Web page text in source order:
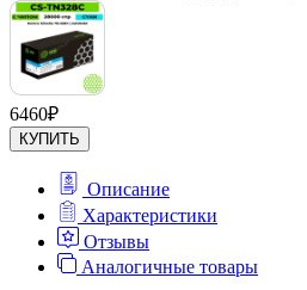
6460₽
КУПИТЬ
Описание
Характеристики
Отзывы
Аналогичные товары